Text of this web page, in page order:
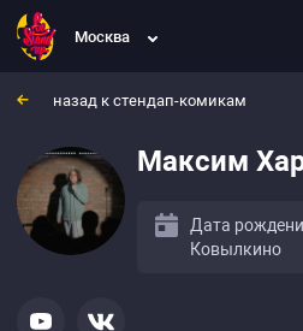
Москва
назад к стендап-комикам
Максим
Дата
Ковылкино